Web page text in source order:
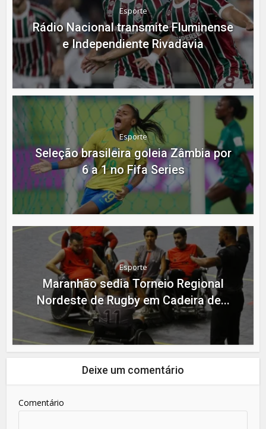
Esporte
Rádio Nacional transmite Fluminense
e Independiente Rivadavia
Esporte
Seleção brasileira goleia Zâmbia por
6 a 1 no Fifa Series
Esporte
Maranhão sedia Torneio Regional
Nordeste de Rugby em Cadeira de...
Deixe um comentário
Comentário